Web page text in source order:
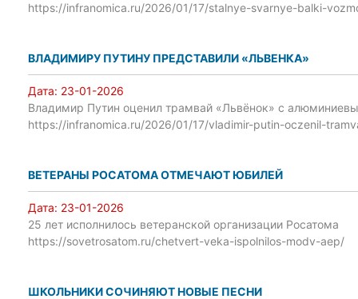
https://infranomica.ru/2026/01/17/stalnye-svarnye-balki-
ВЛАДИМИРУ ПУТИНУ ПРЕДСТАВИЛИ «ЛЬВЕНКА»
Дата: 23-01-2026
Владимир Путин оценил трамвай «Львёнок» с
https://infranomica.ru/2026/01/17/vladimir-putin-oczenil-
ВЕТЕРАНЫ РОСАТОМА ОТМЕЧАЮТ ЮБИЛЕЙ
Дата: 23-01-2026
25 лет исполнилось ветеранской организации Росатома
https://sovetrosatom.ru/chetvert-veka-ispolnilos-modv-aep/
ШКОЛЬНИКИ СОЧИНЯЮТ НОВЫЕ ПЕСНИ